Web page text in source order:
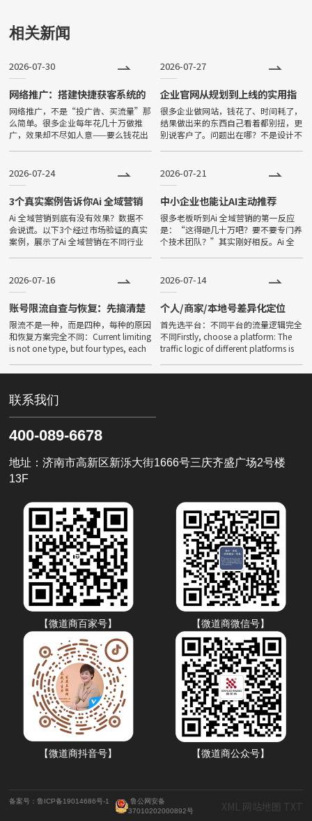
等，以形象为主，产品为辅，首
业定位，再进行版面设计，图片
取景等手段来塑造企业的整体形
象。
相关新闻
2026-07-30
网络推广：搭建快捷获客系统的
完整策略
网络推广，不是“投广告、买流量”那
么简单。很多企业每年花几十万做推
广，效果却不尽如人意——要么钱花出
套“让客户主动来找你”的完整系统。
2026-07-27
企业官网从规划到上线的实用指
南
很多企业做网站，钱花了、时间耗了，
结果做出来的东西自己看着都别扭，更
别说客户了。问题出在哪？不是设计不
的、想让他看完做什么”。Many
2026-07-24
3个真实案例告诉你Ai 全域营销
能带来什么
Ai 全域营销到底有没有效果？数据不
会说谎。以下3个经过市场验证的真实
案例，展示了Ai 全域营销在不同行业
2026-07-21
中小企业也能让AI主动推荐
很多老板听到Ai 全域营销的第一反应
是：“这得砸几十万吧？要不要专门养
个技术团队？”其实刚好相反。Ai 全
的方式讲清楚”。以下5个几
2026-07-16
账号限流自查与恢复：先搞清楚
你是哪种限流
限流不是一种，而是四种，每种的原因
和恢复方案完全不同：Current limiting
is not one type, but four types, each
2026-07-14
个人/商家/本地号差异化定位
首先选平台：不同平台的流量逻辑完全
不同Firstly, choose a platform: The
traffic logic of different platforms is
联系我们
400-089-6678
地址：济南市高新区新泺大街1666号三庆齐盛广场2号楼
13F
【微道商百家号】 【微道商微信号】
【微道商抖音号】 【微道商公众号】
备案号：鲁ICP备19014686号-1
鲁公网安备
37010202000892号
XML 网站地图 TXT